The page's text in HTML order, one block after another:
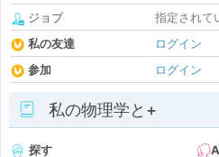
ジョブ
指定されて
私の友達
ログイン
参加
ログイン
私の物理学と+
探す